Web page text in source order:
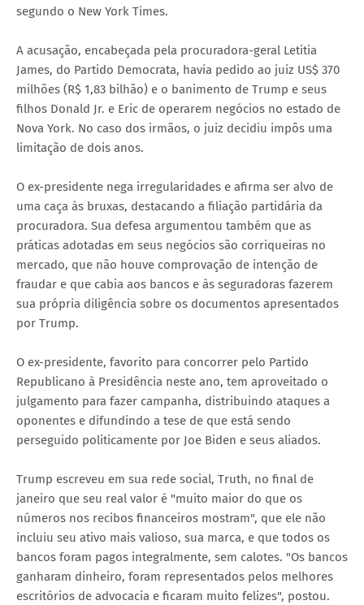
segundo o New York Times.
A acusação, encabeçada pela procuradora-geral Letitia
James, do Partido Democrata, havia pedido ao juiz US$ 370
milhões (R$ 1,83 bilhão) e o banimento de Trump e seus
filhos Donald Jr. e Eric de operarem negócios no estado de
Nova York. No caso dos irmãos, o juiz decidiu impôs uma
limitação de dois anos.
O ex-presidente nega irregularidades e afirma ser alvo de
uma caça às bruxas, destacando a filiação partidária da
procuradora. Sua defesa argumentou também que as
práticas adotadas em seus negócios são corriqueiras no
mercado, que não houve comprovação de intenção de
fraudar e que cabia aos bancos e às seguradoras fazerem
sua própria diligência sobre os documentos apresentados
por Trump.
O ex-presidente, favorito para concorrer pelo Partido
Republicano à Presidência neste ano, tem aproveitado o
julgamento para fazer campanha, distribuindo ataques a
oponentes e difundindo a tese de que está sendo
perseguido politicamente por Joe Biden e seus aliados.
Trump escreveu em sua rede social, Truth, no final de
janeiro que seu real valor é "muito maior do que os
números nos recibos financeiros mostram", que ele não
incluiu seu ativo mais valioso, sua marca, e que todos os
bancos foram pagos integralmente, sem calotes. "Os bancos
ganharam dinheiro, foram representados pelos melhores
escritórios de advocacia e ficaram muito felizes", postou.